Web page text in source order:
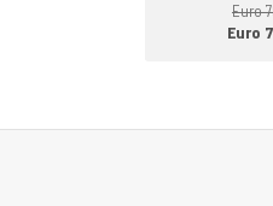
Euro
Euro